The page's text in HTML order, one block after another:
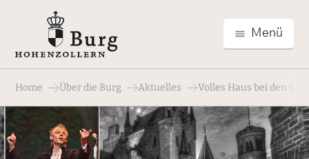
Menü
Home Über die Burg Aktuelles Volles Haus bei den